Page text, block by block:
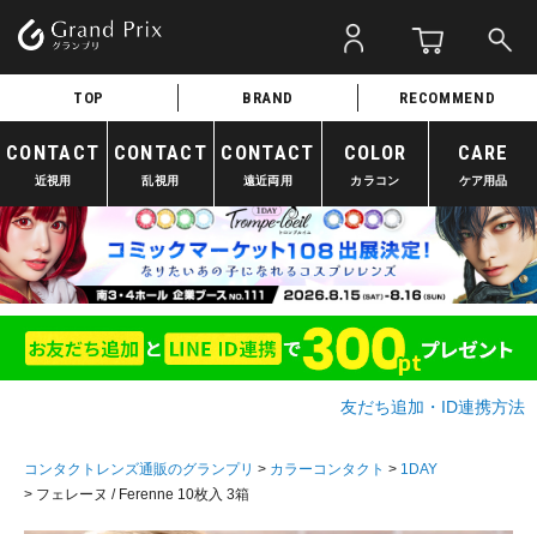
TOP BRAND RECOMMEND
CONTACT
近視用
CONTACT
乱視用
CONTACT
遠近両用
COLOR
カラコン
CARE
ケア用品
友だち追加・ID連携方法
コンタクトレンズ通販のグランプリ カラーコンタクト
1DAY
フェレーヌ / Ferenne 10枚入 3箱